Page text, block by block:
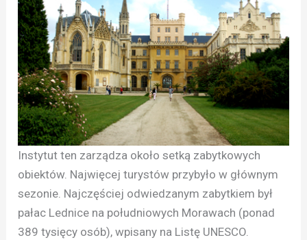
Instytut ten zarządza około setką zabytkowych
obiektów. Najwięcej turystów przybyło w głównym
sezonie. Najczęściej odwiedzanym zabytkiem był
pałac Lednice na południowych Morawach (ponad
389 tysięcy osób), wpisany na Listę UNESCO.